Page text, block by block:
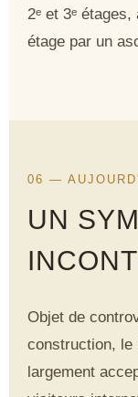
2ᵉ et 3ᵉ
étage par un
06 —
UN
Objet de
construction, le
largement